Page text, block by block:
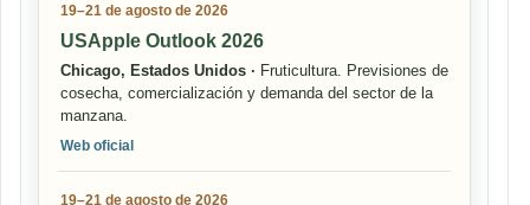
19–21 de agosto de 2026
USApple Outlook 2026
Chicago, Estados Unidos · Fruticultura. Previsiones de
cosecha, comercialización y demanda del sector de la
manzana.
Web oficial
19–21 de agosto de 2026